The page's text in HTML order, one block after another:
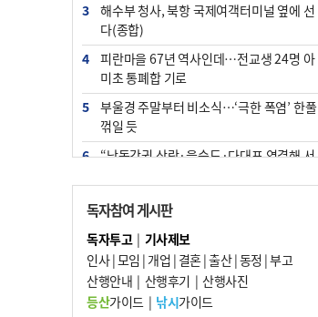
3
해수부 청사, 북항 국제여객터미널 옆에 선
다(종합)
4
피란마을 67년 역사인데…전교생 24명 아
미초 통폐합 기로
5
부울경 주말부터 비소식…‘극한 폭염’ 한풀
꺾일 듯
6
“낙동강권 삼락·을숙도·다대포 연결해 서
7
오늘의 날씨- 2026년 8월 7일
8
외국인 선원 ‘인신매매 경유지’ 된 부산…
우려가 현실로
9
[사설] 해수부 신청사 북항으로 확정, 해양
수도 도약의 전환점
독자참여 게시판
독자투고| 기사제보
인사|모임 | 개업 | 결혼|출산|동정 |부고
산행안내 | 산행후기 | 산행사진
등산가이드| 낚시가이드